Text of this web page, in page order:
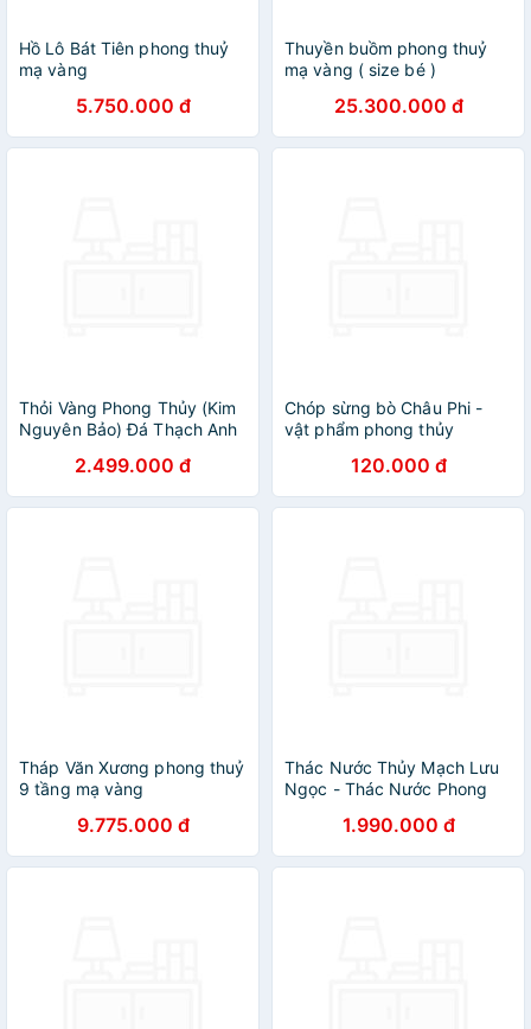
Hồ Lô Bát Tiên phong thuỷ
mạ vàng
5.750.000 đ
Thuyền buồm phong thuỷ
mạ vàng ( size bé )
25.300.000 đ
Thỏi Vàng Phong Thủy (Kim
Nguyên Bảo) Đá Thạch Anh
Chiêu Tài Lộc, Bình An
2.499.000 đ
Chóp sừng bò Châu Phi -
vật phẩm phong thủy
năm trâu vàng 2021 - giàu
sang/phú quý
120.000 đ
Tháp Văn Xương phong thuỷ
9 tầng mạ vàng
9.775.000 đ
Thác Nước Thủy Mạch Lưu
Ngọc - Thác Nước Phong
1.990.000 đ